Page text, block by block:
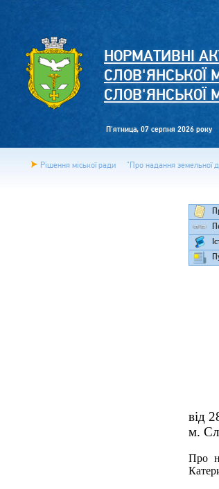
НОРМАТИВНІ
СЛОВ'ЯНСЬКОЇ
СЛОВ'ЯНСЬКОЇ
П'ятница, 07 серпня 2026 року
Рішення міської ради "Про надання земельної
від
м.
Про